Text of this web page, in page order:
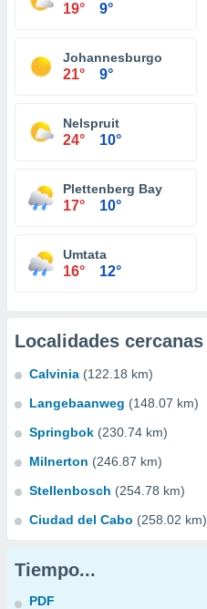
19° 9°
Johannesburgo
21° 9°
Nelspruit
24° 10°
Plettenberg Bay
17° 10°
Umtata
16° 12°
Localidades cercanas
Calvinia (122.18 km)
Langebaanweg (148.07 km)
Springbok (230.74 km)
Milnerton (246.87 km)
Stellenbosch (254.78 km)
Ciudad del Cabo (258.02 km)
Tiempo...
PDF